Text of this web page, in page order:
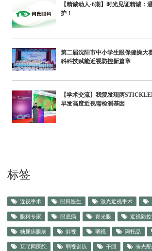
【精诚动人·6期】时光见证精诚：
护！
第二届沈阳市中小学生眼保健操大
科科技赋能近视防控新篇章
【学术交流】我院发现两
早发高度近视需检测基因
标签
近视手术 眼科医生 激光近视手术
眼科专家 眼底病 青光眼 近视防控
糖尿病眼病 斜视 弱视 阿托品
互联网医院 弱视训练 干眼 验光